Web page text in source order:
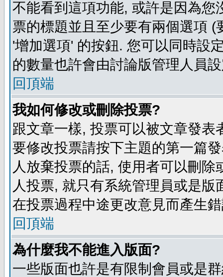
不能看到這項功能, 或許是因為
票的標題並且至少要有兩個選項
'增加選項' 的按鈕. 您可以同時設
的數量也許會由討論版管理人員
回頂端
我如何修改或刪除投票?
跟文章一樣, 投票可以被文章發
要修改投票請按下主題的第一篇
人放棄投票的話, 使用者可以刪
人投票, 就只有系統管理員或是
在投票過程中途更改意見而產生
回頂端
為什麼我不能進入版面?
一些版面也許是有限制會員或是